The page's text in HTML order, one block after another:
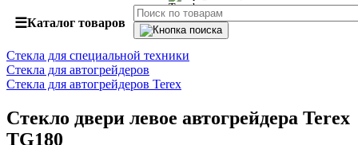
☰Каталог товаров
Стекла для специальной техники
Стекла для автогрейдеров
Стекла для автогрейдеров Теrех
Стекло двери левое автогрейдера Terex
TG180